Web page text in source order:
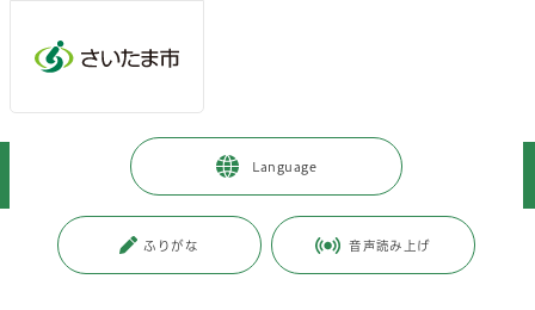
Language
ふりがな 音声読み上げ
暮らし・手続き > 住まい・暮らし・相談
住まいに関する情報 マイホーム借上げ制度のご案内
更新日付：2026年4月24日 / ページ番号：C013853